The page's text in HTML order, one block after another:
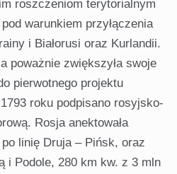
roszczeniom terytorialnym
warunkiem przyłączenia
i Białorusi oraz Kurlandii.
poważnie zwiększyła swoje
pierwotnego projektu
roku podpisano rosyjsko-
Rosja anektowała
linię Druja – Pińsk, oraz
i Podole, 280 km kw. z 3 mln